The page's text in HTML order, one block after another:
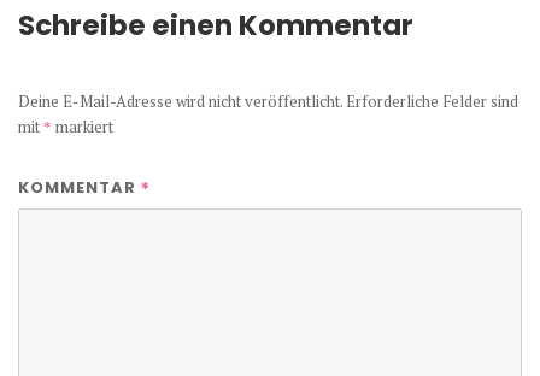
Schreibe einen Kommentar
Deine E-Mail-Adresse wird nicht veröffentlicht. Erforderliche Felder sind
mit * markiert
KOMMENTAR *